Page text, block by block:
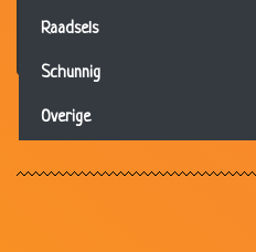
Raadsels
Schunnig
Overige